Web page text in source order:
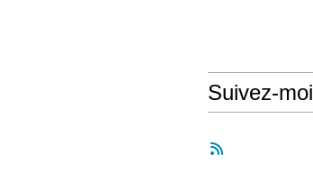
Suivez-moi